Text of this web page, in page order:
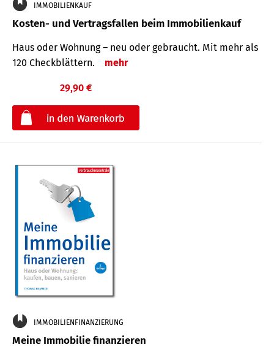
IMMOBILIENKAUF
Kosten- und Vertragsfallen beim Immobilienkauf
Haus oder Wohnung – neu oder gebraucht. Mit mehr als
120 Check­blättern.
mehr
29,90 €
IMMOBILIENFINANZIERUNG
Meine Immobilie finanzieren